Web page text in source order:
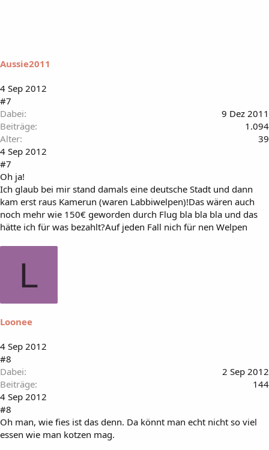
Aussie2011
4 Sep 2012
#7
Dabei
9 Dez 2011
Beiträge
1.094
Alter
39
4 Sep 2012
#7
Oh ja!
Ich glaub bei mir stand damals eine deutsche Stadt und dann
kam erst raus Kamerun (waren Labbiwelpen)!Das wären auch
noch mehr wie 150€ geworden durch Flug bla bla bla und das
hätte ich für was bezahlt?Auf jeden Fall nich für nen Welpen
L
Loonee
4 Sep 2012
#8
Dabei
2 Sep 2012
Beiträge
144
4 Sep 2012
#8
Oh man, wie fies ist das denn. Da könnt man echt nicht so viel
essen wie man kotzen mag.